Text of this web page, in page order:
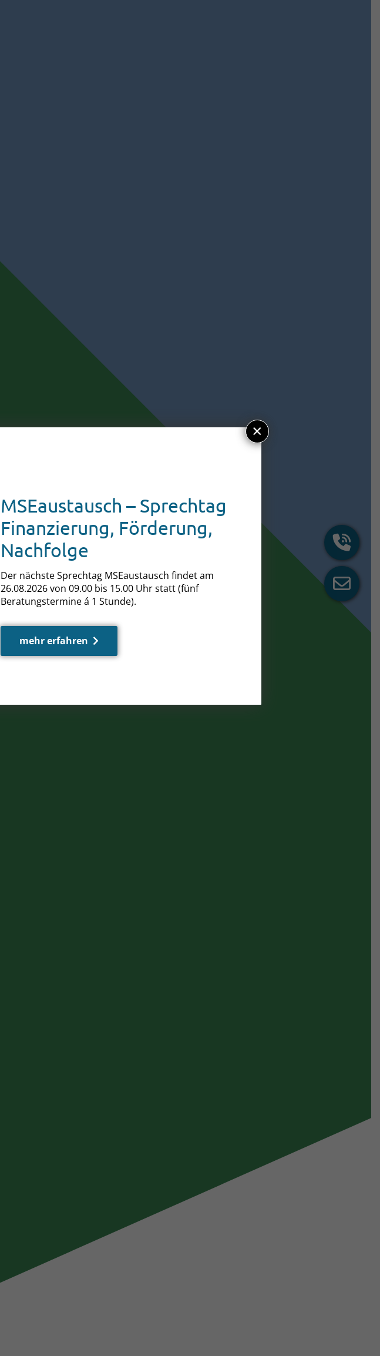
MSEaustausch – Sprechtag
Finanzierung, Förderung,
Nachfolge
Der nächste Sprechtag MSEaustausch findet am
26.08.2026 von 09.00 bis 15.00 Uhr statt (fünf
Beratungstermine á 1 Stunde).
mehr erfahren
×